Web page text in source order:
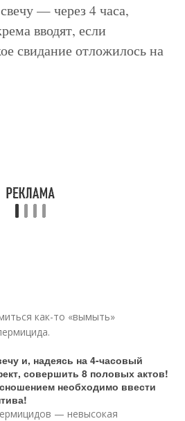
— через 4 часа,
вводят, если
свидание отложилось на
как-то «вымыть»
и, надеясь на 4-часовый
совершить 8 половых актов!
необходимо ввести
— невысокая